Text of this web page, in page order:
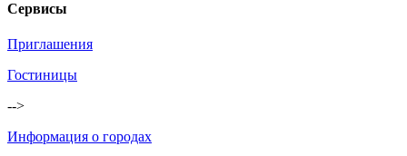
Сервисы
Приглашения
Гостиницы
-->
Информация о городах